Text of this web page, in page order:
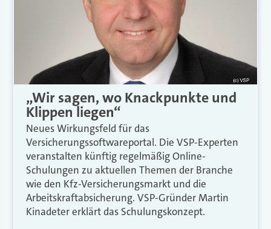
„Wir sagen, wo Knackpunkte und
Klippen liegen“
Neues Wirkungsfeld für das
Versicherungssoftwareportal. Die VSP-Experten
veranstalten künftig regelmäßig Online-
Schulungen zu aktuellen Themen der Branche
wie den Kfz-Versicherungsmarkt und die
Arbeitskraftabsicherung. VSP-Gründer Martin
Kinadeter erklärt das Schulungskonzept.